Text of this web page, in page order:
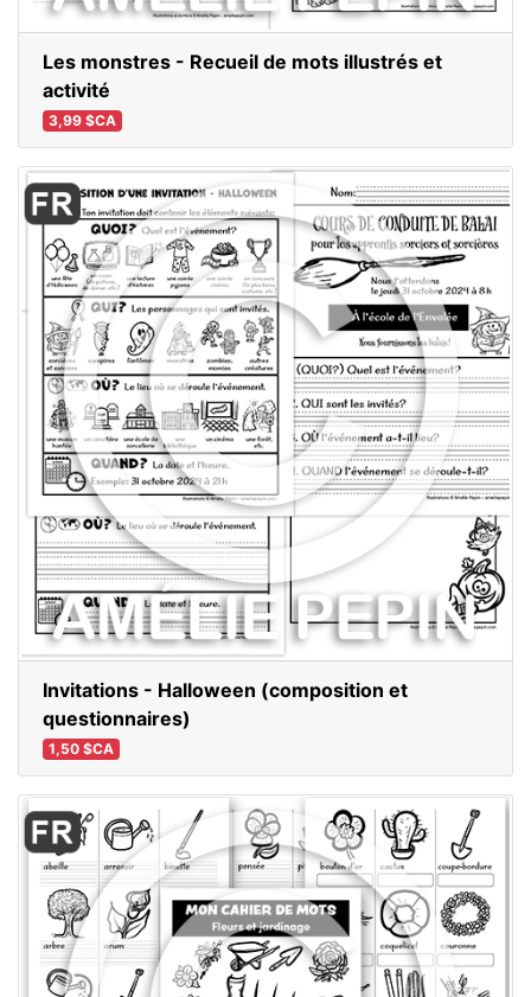
Les monstres - Recueil de mots illustrés et
activité
3,99 $CA
Invitations - Halloween (composition et
questionnaires)
1,50 $CA